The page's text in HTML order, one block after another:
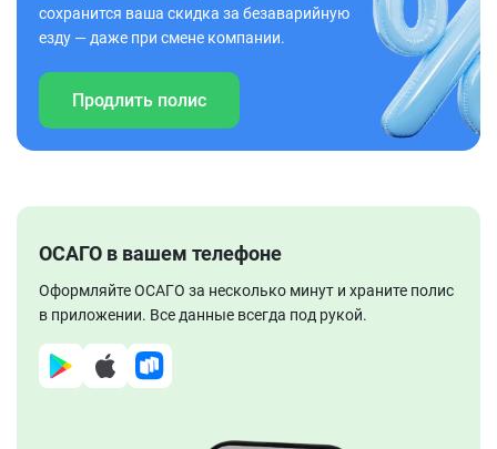
сохранится ваша скидка за безаварийную
езду — даже при смене компании.
Продлить полис
ОСАГО в вашем телефоне
Оформляйте ОСАГО за несколько минут и храните полис
в приложении. Все данные всегда под рукой.